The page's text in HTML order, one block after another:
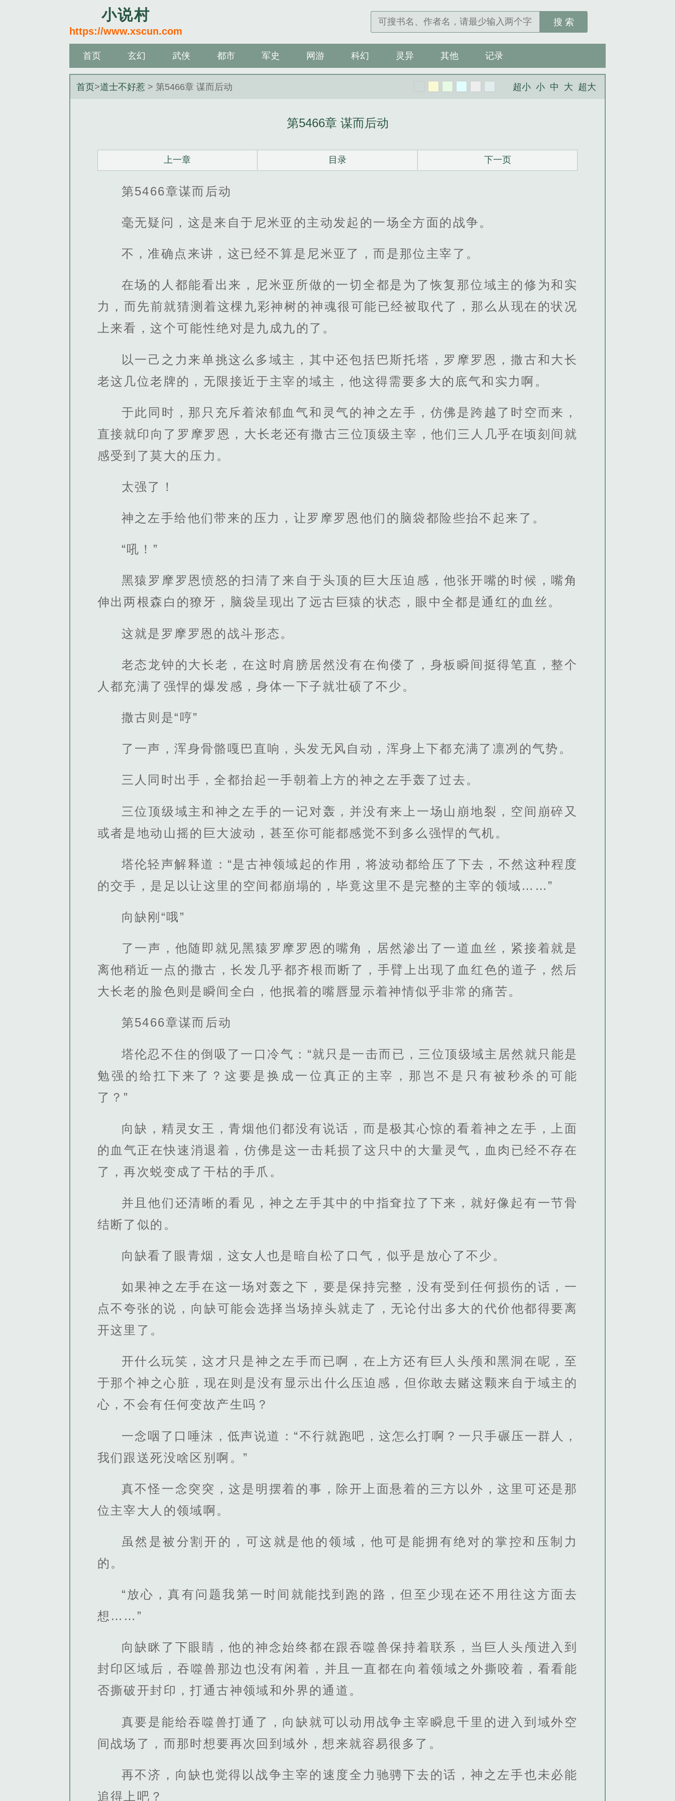
小说村
https://www.xscun.com
搜 索
首页 玄幻 武侠 都市 军史 网游 科幻 灵异 其他 记录
首页>道士不好惹 > 第5466章 谋而后动 超小 小 中 大 超大
第5466章 谋而后动
上一章 目录 下一页
第5466章谋而后动
毫无疑问，这是来自于尼米亚的主动发起的一场全方面的战争。
不，准确点来讲，这已经不算是尼米亚了，而是那位主宰了。
在场的人都能看出来，尼米亚所做的一切全都是为了恢复那位域主的修为和实
力，而先前就猜测着这棵九彩神树的神魂很可能已经被取代了，那么从现在的状况
上来看，这个可能性绝对是九成九的了。
以一己之力来单挑这么多域主，其中还包括巴斯托塔，罗摩罗恩，撒古和大长
老这几位老牌的，无限接近于主宰的域主，他这得需要多大的底气和实力啊。
于此同时，那只充斥着浓郁血气和灵气的神之左手，仿佛是跨越了时空而来，
直接就印向了罗摩罗恩，大长老还有撒古三位顶级主宰，他们三人几乎在顷刻间就
感受到了莫大的压力。
太强了！
神之左手给他们带来的压力，让罗摩罗恩他们的脑袋都险些抬不起来了。
“吼！”
黑猿罗摩罗恩愤怒的扫清了来自于头顶的巨大压迫感，他张开嘴的时候，嘴角
伸出两根森白的獠牙，脑袋呈现出了远古巨猿的状态，眼中全都是通红的血丝。
这就是罗摩罗恩的战斗形态。
老态龙钟的大长老，在这时肩膀居然没有在佝偻了，身板瞬间挺得笔直，整个
人都充满了强悍的爆发感，身体一下子就壮硕了不少。
撒古则是“哼”
了一声，浑身骨骼嘎巴直响，头发无风自动，浑身上下都充满了凛冽的气势。
三人同时出手，全都抬起一手朝着上方的神之左手轰了过去。
三位顶级域主和神之左手的一记对轰，并没有来上一场山崩地裂，空间崩碎又
或者是地动山摇的巨大波动，甚至你可能都感觉不到多么强悍的气机。
塔伦轻声解释道：“是古神领域起的作用，将波动都给压了下去，不然这种程度
的交手，是足以让这里的空间都崩塌的，毕竟这里不是完整的主宰的领域……”
向缺刚“哦”
了一声，他随即就见黑猿罗摩罗恩的嘴角，居然渗出了一道血丝，紧接着就是
离他稍近一点的撒古，长发几乎都齐根而断了，手臂上出现了血红色的道子，然后
大长老的脸色则是瞬间全白，他抿着的嘴唇显示着神情似乎非常的痛苦。
第5466章谋而后动
塔伦忍不住的倒吸了一口冷气：“就只是一击而已，三位顶级域主居然就只能是
勉强的给扛下来了？这要是换成一位真正的主宰，那岂不是只有被秒杀的可能
了？”
向缺，精灵女王，青烟他们都没有说话，而是极其心惊的看着神之左手，上面
的血气正在快速消退着，仿佛是这一击耗损了这只中的大量灵气，血肉已经不存在
了，再次蜕变成了干枯的手爪。
并且他们还清晰的看见，神之左手其中的中指耷拉了下来，就好像起有一节骨
结断了似的。
向缺看了眼青烟，这女人也是暗自松了口气，似乎是放心了不少。
如果神之左手在这一场对轰之下，要是保持完整，没有受到任何损伤的话，一
点不夸张的说，向缺可能会选择当场掉头就走了，无论付出多大的代价他都得要离
开这里了。
开什么玩笑，这才只是神之左手而已啊，在上方还有巨人头颅和黑洞在呢，至
于那个神之心脏，现在则是没有显示出什么压迫感，但你敢去赌这颗来自于域主的
心，不会有任何变故产生吗？
一念咽了口唾沫，低声说道：“不行就跑吧，这怎么打啊？一只手碾压一群人，
我们跟送死没啥区别啊。”
真不怪一念突突，这是明摆着的事，除开上面悬着的三方以外，这里可还是那
位主宰大人的领域啊。
虽然是被分割开的，可这就是他的领域，他可是能拥有绝对的掌控和压制力
的。
“放心，真有问题我第一时间就能找到跑的路，但至少现在还不用往这方面去
想……”
向缺眯了下眼睛，他的神念始终都在跟吞噬兽保持着联系，当巨人头颅进入到
封印区域后，吞噬兽那边也没有闲着，并且一直都在向着领域之外撕咬着，看看能
否撕破开封印，打通古神领域和外界的通道。
真要是能给吞噬兽打通了，向缺就可以动用战争主宰瞬息千里的进入到域外空
间战场了，而那时想要再次回到域外，想来就容易很多了。
再不济，向缺也觉得以战争主宰的速度全力驰骋下去的话，神之左手也未必能
追得上吧？